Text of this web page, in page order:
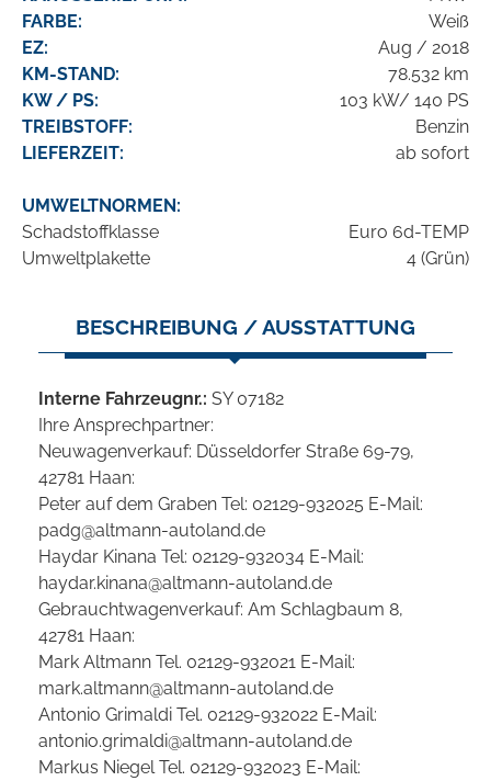
FARBE:
Weiß
EZ:
Aug / 2018
KM-STAND:
78.532 km
KW / PS:
103 kW/ 140 PS
TREIBSTOFF:
Benzin
LIEFERZEIT:
ab sofort
UMWELTNORMEN:
Schadstoffklasse
Euro 6d-TEMP
Umweltplakette
4 (Grün)
BESCHREIBUNG / AUSSTATTUNG
Interne Fahrzeugnr.: SY 07182
Ihre Ansprechpartner:
Neuwagenverkauf: Düsseldorfer Straße 69-79,
42781 Haan:
Peter auf dem Graben Tel: 02129-932025 E-Mail:
padg@altmann-autoland.de
Haydar Kinana Tel: 02129-932034 E-Mail:
haydar.kinana@altmann-autoland.de
Gebrauchtwagenverkauf: Am Schlagbaum 8,
42781 Haan:
Mark Altmann Tel. 02129-932021 E-Mail:
mark.altmann@altmann-autoland.de
Antonio Grimaldi Tel. 02129-932022 E-Mail:
antonio.grimaldi@altmann-autoland.de
Markus Niegel Tel. 02129-932023 E-Mail: